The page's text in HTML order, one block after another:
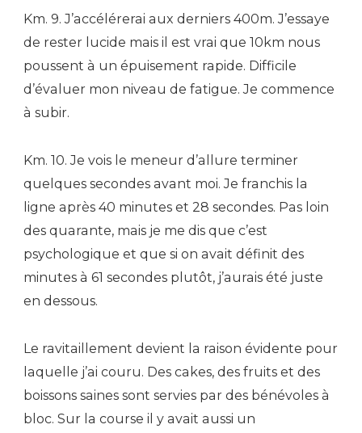
Km. 9. J’accélérerai aux derniers 400m. J’essaye
de rester lucide mais il est vrai que 10km nous
poussent à un épuisement rapide. Difficile
d’évaluer mon niveau de fatigue. Je commence
à subir.
Km. 10. Je vois le meneur d’allure terminer
quelques secondes avant moi. Je franchis la
ligne après 40 minutes et 28 secondes. Pas loin
des quarante, mais je me dis que c’est
psychologique et que si on avait définit des
minutes à 61 secondes plutôt, j’aurais été juste
en dessous.
Le ravitaillement devient la raison évidente pour
laquelle j’ai couru. Des cakes, des fruits et des
boissons saines sont servies par des bénévoles à
bloc. Sur la course il y avait aussi un